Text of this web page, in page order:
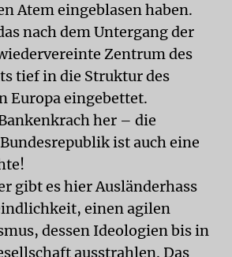
Atem eingeblasen haben.
nach dem Untergang der
Zentrum des
tief in die Struktur des
Europa eingebettet.
her – die
ist auch eine
gibt es hier Ausländerhass
einen agilen
dessen Ideologien bis in
ausstrahlen. Das